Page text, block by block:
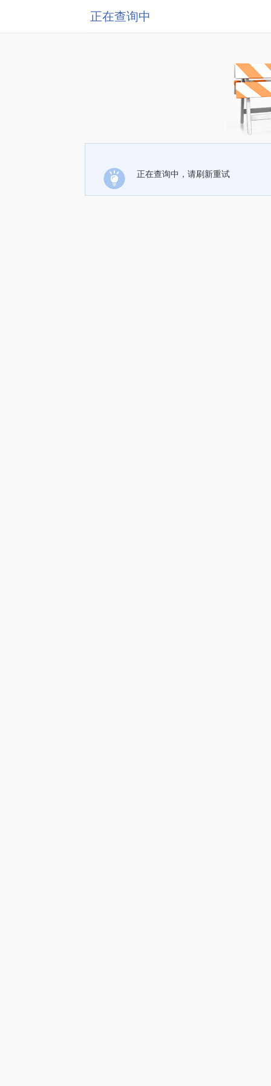
正在查询中
正在查询中，请刷新重试